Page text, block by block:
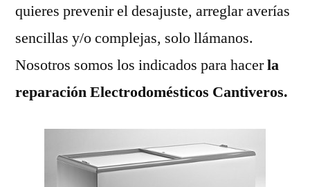
quieres prevenir el desajuste, arreglar averías
sencillas y/o complejas, solo llámanos.
Nosotros somos los indicados para hacerla
reparación Electrodomésticos Cantiveros.